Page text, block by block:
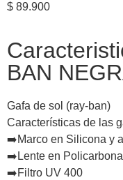
$ 89.900
BAN
Gafa de sol (ray-ban)
Características de las
➡️Marco en Silicona y
➡️Lente en
➡️Filtro UV 400